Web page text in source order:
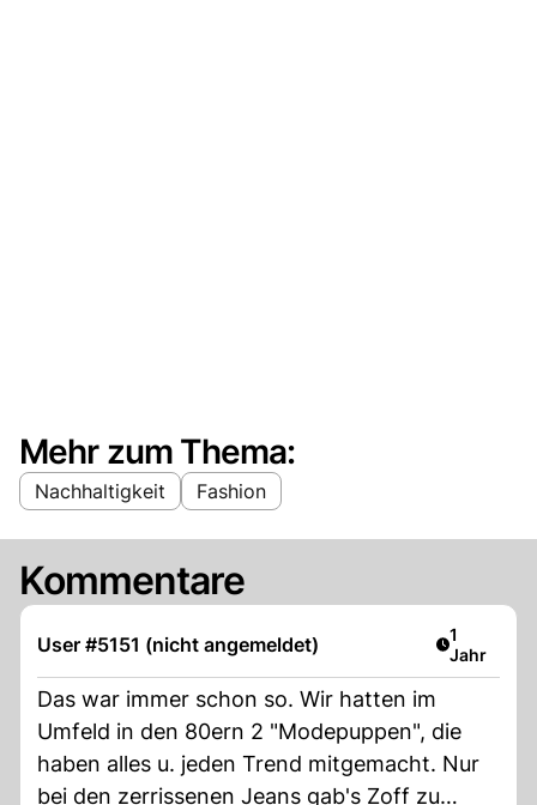
Mehr zum Thema:
Nachhaltigkeit Fashion
Kommentare
User #5151 (nicht angemeldet) Artikel
1
Jahr
Das war immer schon so. Wir hatten im
Umfeld in den 80ern 2 "Modepuppen", die
haben alles u. jeden Trend mitgemacht. Nur
bei den zerrissenen Jeans gab's Zoff zu